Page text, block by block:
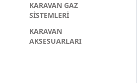
KARAVAN GAZ
SİSTEMLERİ
KARAVAN
AKSESUARLARI